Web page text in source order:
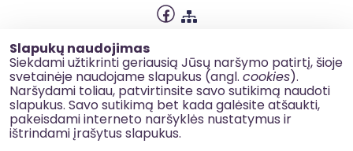
Slapukų naudojimas
Siekdami užtikrinti geriausią Jūsų naršymo patirtį, šioje
svetainėje naudojame slapukus (angl. cookies).
Naršydami toliau, patvirtinsite savo sutikimą naudoti
slapukus. Savo sutikimą bet kada galėsite atšaukti,
pakeisdami interneto naršyklės nustatymus ir
ištrindami įrašytus slapukus.
Slapukų naudojimas
Korupcijos prevencija
Kontaktai